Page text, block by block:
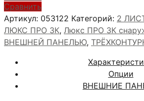
АРГУС
ЛЮКС
ПРО
3К
ЭЛИОН
Силк
маус
Сравнить
Артикул: 053122 Категорий: 2
ЛЮКС ПРО 3К, Люкс ПРО 3К
ВНЕШНЕЙ ПАНЕЛЬЮ,
Опции
ВНЕШНИЕ